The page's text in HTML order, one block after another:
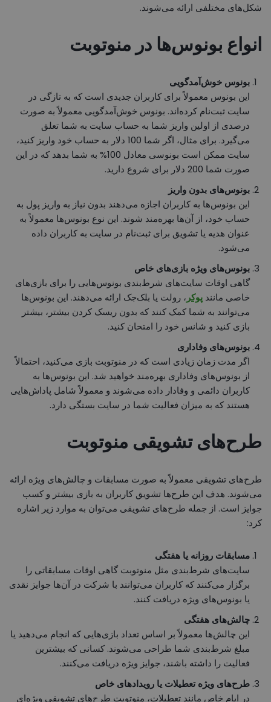
شکل‌های مختلفی ارائه می‌شوند.
انواع بونوس‌ها در منوتوبت
بونوس خوش‌آمدگویی
این بونوس معمولاً برای کاربران جدیدی است که به تازگی در
سایت ثبت‌نام کرده‌اند. بونوس خوش‌آمدگویی معمولاً به صورت
درصدی از اولین واریز شما به حساب سایت به شما تعلق
می‌گیرد. برای مثال، اگر شما 100 دلار به حساب خود واریز کنید،
سایت ممکن است بونوسی معادل 100% به شما بدهد که در این
صورت شما 200 دلار برای شروع دارید.
بونوس‌های بدون واریز
این بونوس‌ها به کاربران اجازه می‌دهند بدون نیاز به واریز پول به
حساب خود، از آن‌ها بهره‌مند شوند. این نوع بونوس‌ها معمولاً به
عنوان هدیه یا تشویق برای ثبت‌نام در سایت به کاربران داده
می‌شود.
بونوس‌های ویژه بازی‌های خاص
گاهی اوقات سایت‌های شرط‌بندی بونوس‌هایی را برای بازی‌های
خاصی مانند پوکر ، رولت یا بلک‌جک ارائه می‌دهند. این بونوس‌ها
می‌توانند به شما کمک کنند که بدون ریسک کردن بیشتر، بیشتر
بازی کنید و شانس خود را امتحان کنید.
بونوس‌های وفاداری
اگر مدت زمان زیادی است که در منوتوبت بازی می‌کنید، احتمالاً
از بونوس‌های وفاداری بهره‌مند خواهید شد. این بونوس‌ها به
کاربران دائمی و وفادار داده می‌شوند و معمولاً شامل پاداش‌هایی
هستند که به میزان فعالیت شما در سایت بستگی دارد.
طرح‌های تشویقی منوتوبت
طرح‌های تشویقی معمولاً به صورت مسابقات و چالش‌های ویژه ارائه
می‌شوند. هدف این طرح‌ها تشویق کاربران به بازی بیشتر و کسب
جوایز است. از جمله طرح‌های تشویقی می‌توان به موارد زیر اشاره
کرد:
مسابقات روزانه یا هفتگی
سایت‌های شرط‌بندی مثل منوتوبت گاهی اوقات مسابقاتی را
برگزار می‌کنند که کاربران می‌توانند با شرکت در آن‌ها جوایز نقدی
یا بونوس‌های ویژه دریافت کنند.
چالش‌های هفتگی
این چالش‌ها معمولاً بر اساس تعداد بازی‌هایی که انجام می‌دهید یا
مبلغ شرط‌بندی شما طراحی می‌شوند. کسانی که بیشترین
فعالیت را داشته باشند، جوایز ویژه دریافت می‌کنند.
طرح‌های ویژه تعطیلات یا رویدادهای خاص
در ایام خاص مانند تعطیلات، منوتوبت طرح‌های تشویقی ویژه‌ای